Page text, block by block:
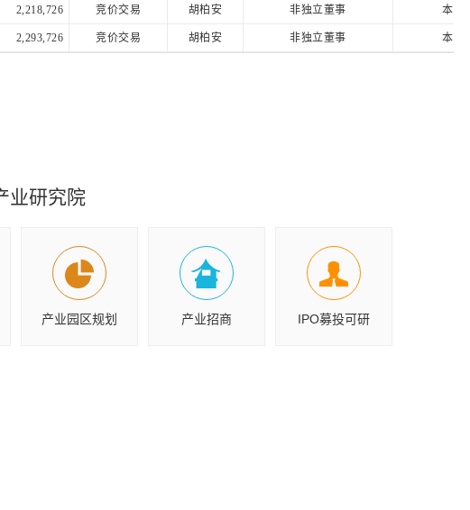
2,218,726 竞价交易 胡柏安 非独立董事 本人
2,293,726 竞价交易 胡柏安 非独立董事 本人
业研究院
产业园区规划 产业招商 IPO募投可研